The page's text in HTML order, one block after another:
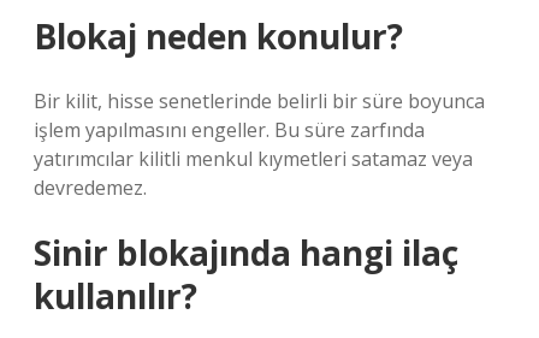
Blokaj neden konulur?
Bir kilit, hisse senetlerinde belirli bir süre boyunca
işlem yapılmasını engeller. Bu süre zarfında
yatırımcılar kilitli menkul kıymetleri satamaz veya
devredemez.
Sinir blokajında hangi ilaç
kullanılır?